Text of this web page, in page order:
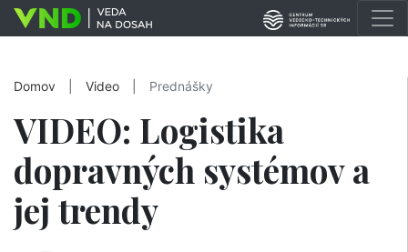
Domov Video Prednášky
VIDEO: Logistika
dopravných systémov a
jej trendy